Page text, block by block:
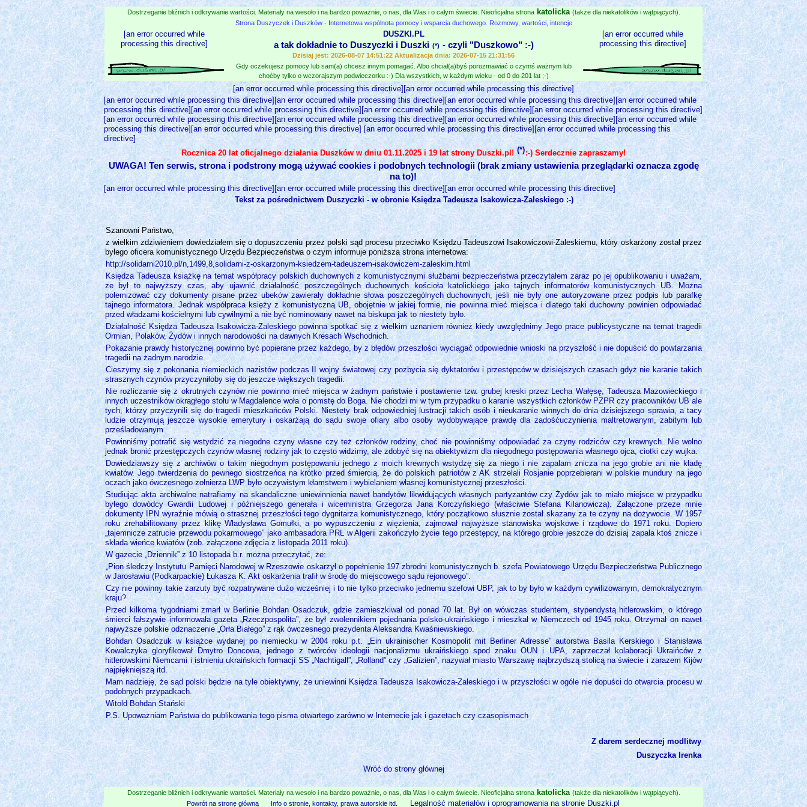
Dostrzeganie bliźnich i odkrywanie wartości. Materiały na wesoło i na bardzo poważnie, o nas, dla Was i o całym świecie. Nieoficjalna strona katolicka (także dla niekatolików i wątpiących).
[an error occurred while
processing this directive]
Strona Duszyczek i Duszków - Internetowa wspólnota pomocy i wsparcia duchowego. Rozmowy, wartości, intencje
DUSZKI.PL
a tak dokładnie to Duszyczki i Duszki (*) - czyli "Duszkowo" :-)
Dzisiaj jest: 2026-08-07 14:51:22 Aktualizacja dnia: 2026-07-15 21:31:56
[an error occurred while
processing this directive]
Gdy oczekujesz pomocy lub sam(a) chcesz innym pomagać. Albo chciał(a)byś porozmawiać o czymś ważnym lub
choćby tylko o wczorajszym podwieczorku :-) Dla wszystkich, w każdym wieku - od 0 do 201 lat ;-)
[an error occurred while processing this directive][an error occurred while processing this directive]
[an error occurred while processing this directive][an error occurred while processing this directive][an error occurred while processing this directive][an error occurred while
processing this directive][an error occurred while processing this directive][an error occurred while processing this directive][an error occurred while processing this directive]
[an error occurred while processing this directive][an error occurred while processing this directive][an error occurred while processing this directive][an error occurred while
processing this directive][an error occurred while processing this directive] [an error occurred while processing this directive][an error occurred while processing this
directive]
Rocznica 20 lat oficjalnego działania Duszków w dniu 01.11.2025 i 19 lat strony Duszki.pl! (*):-) Serdecznie zapraszamy!
UWAGA! Ten serwis, strona i podstrony mogą używać cookies i podobnych technologii (brak zmiany ustawienia przeglądarki oznacza zgodę
na to)!
[an error occurred while processing this directive][an error occurred while processing this directive][an error occurred while processing this directive]
Tekst za pośrednictwem Duszyczki - w obronie Księdza Tadeusza Isakowicza-Zaleskiego :-)
Szanowni Państwo,
z wielkim zdziwieniem dowiedziałem się o dopuszczeniu przez polski sąd procesu przeciwko Księdzu Tadeuszowi Isakowiczowi-Zaleskiemu, który oskarżony został przez
byłego oficera komunistycznego Urzędu Bezpieczeństwa o czym informuje poniższa strona internetowa:
http://solidarni2010.pl/n,1499,8,solidarni-z-oskarzonym-ksiedzem-tadeuszem-isakowiczem-zaleskim.html
Księdza Tadeusza książkę na temat współpracy polskich duchownych z komunistycznymi służbami bezpieczeństwa przeczytałem zaraz po jej opublikowaniu i uważam,
że był to najwyższy czas, aby ujawnić działalność poszczególnych duchownych kościoła katolickiego jako tajnych informatorów komunistycznych UB. Można
polemizować czy dokumenty pisane przez ubeków zawierały dokładnie słowa poszczególnych duchownych, jeśli nie były one autoryzowane przez podpis lub parafkę
tajnego informatora. Jednak współpraca księży z komunistyczną UB, obojętnie w jakiej formie, nie powinna mieć miejsca i dlatego taki duchowny powinien odpowiadać
przed władzami kościelnymi lub cywilnymi a nie być nominowany nawet na biskupa jak to niestety było.
Działalność Księdza Tadeusza Isakowicza-Zaleskiego powinna spotkać się z wielkim uznaniem również kiedy uwzględnimy Jego prace publicystyczne na temat tragedii
Ormian, Polaków, Żydów i innych narodowości na dawnych Kresach Wschodnich.
Pokazanie prawdy historycznej powinno być popierane przez każdego, by z błędów przeszłości wyciągać odpowiednie wnioski na przyszłość i nie dopuścić do powtarzania
tragedii na żadnym narodzie.
Cieszymy się z pokonania niemieckich nazistów podczas II wojny światowej czy pozbycia się dyktatorów i przestępców w dzisiejszych czasach gdyż nie karanie takich
strasznych czynów przyczyniłoby się do jeszcze większych tragedii.
Nie rozliczanie się z okrutnych czynów nie powinno mieć miejsca w żadnym państwie i postawienie tzw. grubej kreski przez Lecha Wałęsę, Tadeusza Mazowieckiego i
innych uczestników okrągłego stołu w Magdalence woła o pomstę do Boga. Nie chodzi mi w tym przypadku o karanie wszystkich członków PZPR czy pracowników UB ale
tych, którzy przyczynili się do tragedii mieszkańców Polski. Niestety brak odpowiedniej lustracji takich osób i nieukaranie winnych do dnia dzisiejszego sprawia, a tacy
ludzie otrzymują jeszcze wysokie emerytury i oskarżają do sądu swoje ofiary albo osoby wydobywające prawdę dla zadośćuczynienia maltretowanym, zabitym lub
prześladowanym.
Powinniśmy potrafić się wstydzić za niegodne czyny własne czy też członków rodziny, choć nie powinniśmy odpowiadać za czyny rodziców czy krewnych. Nie wolno
jednak bronić przestępczych czynów własnej rodziny jak to często widzimy, ale zdobyć się na obiektywizm dla niegodnego postępowania własnego ojca, ciotki czy wujka.
Dowiedziawszy się z archiwów o takim niegodnym postępowaniu jednego z moich krewnych wstydzę się za niego i nie zapalam znicza na jego grobie ani nie kładę
kwiatów. Jego twierdzenia do pewnego siostrzeńca na krótko przed śmiercią, że do polskich patriotów z AK strzelali Rosjanie poprzebierani w polskie mundury na jego
oczach jako ówczesnego żołnierza LWP było oczywistym kłamstwem i wybielaniem własnej komunistycznej przeszłości.
Studiując akta archiwalne natrafiamy na skandaliczne uniewinnienia nawet bandytów likwidujących własnych partyzantów czy Żydów jak to miało miejsce w przypadku
byłego dowódcy Gwardii Ludowej i późniejszego generała i wiceministra Grzegorza Jana Korczyńskiego (właściwie Stefana Kilanowicza). Załączone przeze mnie
dokumenty IPN wyraźnie mówią o strasznej przeszłości tego dygnitarza komunistycznego, który początkowo słusznie został skazany za te czyny na dożywocie. W 1957
roku zrehabilitowany przez klikę Władysława Gomułki, a po wypuszczeniu z więzienia, zajmował najwyższe stanowiska wojskowe i rządowe do 1971 roku. Dopiero
„tajemnicze zatrucie przewodu pokarmowego” jako ambasadora PRL w Algerii zakończyło życie tego przestępcy, na którego grobie jeszcze do dzisiaj zapala ktoś znicze i
składa wieńce kwiatów (zob. załączone zdjęcia z listopada 2011 roku).
W gazecie „Dziennik” z 10 listopada b.r. można przeczytać, że:
„Pion śledczy Instytutu Pamięci Narodowej w Rzeszowie oskarżył o popełnienie 197 zbrodni komunistycznych b. szefa Powiatowego Urzędu Bezpieczeństwa Publicznego
w Jarosławiu (Podkarpackie) Łukasza K. Akt oskarżenia trafił w środę do miejscowego sądu rejonowego”.
Czy nie powinny takie zarzuty być rozpatrywane dużo wcześniej i to nie tylko przeciwko jednemu szefowi UBP, jak to by było w każdym cywilizowanym, demokratycznym
kraju?
Przed kilkoma tygodniami zmarł w Berlinie Bohdan Osadczuk, gdzie zamieszkiwał od ponad 70 lat. Był on wówczas studentem, stypendystą hitlerowskim, o którego
śmierci fałszywie informowała gazeta „Rzeczpospolita”, że był zwolennikiem pojednania polsko-ukraińskiego i mieszkał w Niemczech od 1945 roku. Otrzymał on nawet
najwyższe polskie odznaczenie „Orła Białego” z rąk ówczesnego prezydenta Aleksandra Kwaśniewskiego.
Bohdan Osadczuk w książce wydanej po niemiecku w 2004 roku p.t. „Ein ukrainischer Kosmopolit mit Berliner Adresse” autorstwa Basila Kerskiego i Stanisława
Kowalczyka gloryfikował Dmytro Doncowa, jednego z twórców ideologii nacjonalizmu ukraińskiego spod znaku OUN i UPA, zaprzeczał kolaboracji Ukraińców z
hitlerowskimi Niemcami i istnieniu ukraińskich formacji SS „Nachtigall”, „Rolland” czy „Galizien”, nazywał miasto Warszawę najbrzydszą stolicą na świecie i zarazem Kijów
najpiękniejszą itd.
Mam nadzieję, że sąd polski będzie na tyle obiektywny, że uniewinni Księdza Tadeusza Isakowicza-Zaleskiego i w przyszłości w ogóle nie dopuści do otwarcia procesu w
podobnych przypadkach.
Witold Bohdan Stański
P.S. Upoważniam Państwa do publikowania tego pisma otwartego zarówno w Internecie jak i gazetach czy czasopismach
Z darem serdecznej modlitwy
Duszyczka Irenka
Wróć do strony głównej
Dostrzeganie bliźnich i odkrywanie wartości. Materiały na wesoło i na bardzo poważnie, o nas, dla Was i o całym świecie. Nieoficjalna strona katolicka (także dla niekatolików i wątpiących).
Powrót na stronę główną
Info o stronie, kontakty, prawa autorskie itd. Legalność materiałów i oprogramowania na stronie Duszki.pl